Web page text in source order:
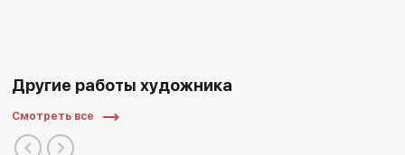
Другие работы художника
Смотреть все